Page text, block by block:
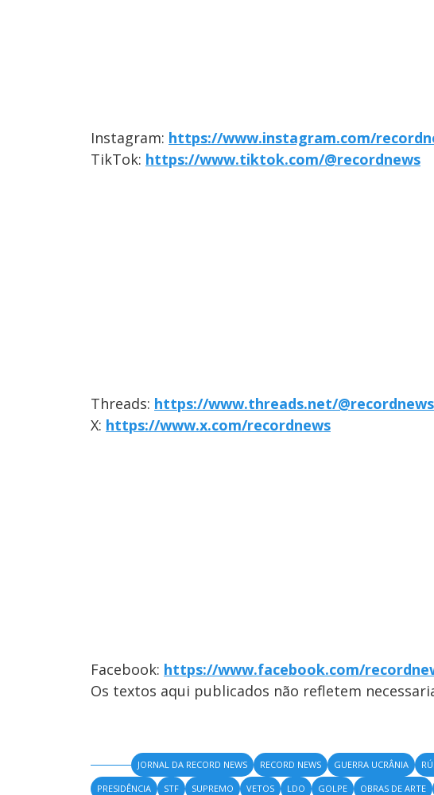
Instagram: https://www.instagram.com/
TikTok: https://www.tiktok.com/@recordnews
Threads: https://www.threads.net/@recordnews
X: https://www.x.com/recordnews
Facebook: https://www.facebook.com/
Os textos aqui publicados não refletem
JORNAL DA RECORD NEWS RECORD NEWS GUERRA UCRÂNIA
PRESIDÊNCIA
STF SUPREMO VETOS LDO GOLPE OBRAS DE ARTE